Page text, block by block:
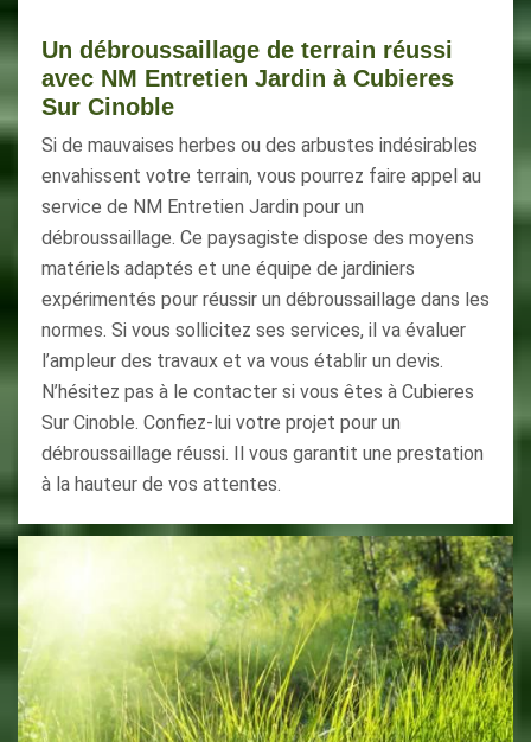
Un débroussaillage de terrain réussi
avec NM Entretien Jardin à Cubieres
Sur Cinoble
Si de mauvaises herbes ou des arbustes indésirables
envahissent votre terrain, vous pourrez faire appel au
service de NM Entretien Jardin pour un
débroussaillage. Ce paysagiste dispose des moyens
matériels adaptés et une équipe de jardiniers
expérimentés pour réussir un débroussaillage dans les
normes. Si vous sollicitez ses services, il va évaluer
l’ampleur des travaux et va vous établir un devis.
N’hésitez pas à le contacter si vous êtes à Cubieres
Sur Cinoble. Confiez-lui votre projet pour un
débroussaillage réussi. Il vous garantit une prestation
à la hauteur de vos attentes.